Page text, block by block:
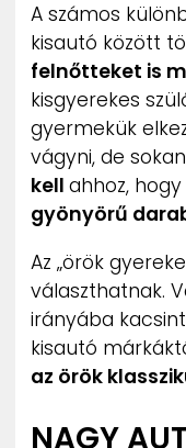
A számos
kisautó között
felnőtteket is
kisgyerekes
gyermekük
vágyni, de
kell ahhoz,
gyönyörű
Az „örök
választhatnak.
irányába
kisautó
az örök
NAGY